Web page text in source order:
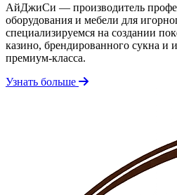
АйДжиСи — производитель
оборудования и мебели для
специализируемся на создании
казино, брендированного сукна и
премиум-класса.
Узнать больше